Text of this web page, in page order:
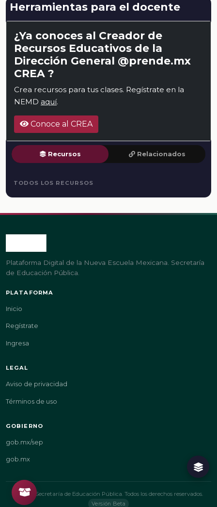
Herramientas para el docente
¿Ya conoces al Creador de
Recursos Educativos de la
Dirección General @prende.mx
CREA ?
Crea recursos para tus clases. Regístrate en la
NEMD aquí.
Conoce al CREA
Recursos Relacionados
TODOS LOS RECURSOS
Plataforma Digital de la Nueva Escuela Mexicana. Secretaría
de Educación Pública.
PLATAFORMA
Inicio
Regístrate
Ingresa
LEGAL
Aviso de privacidad
Términos de uso
GOBIERNO
gob.mx/sep
gob.mx
© 2026 Secretaría de Educación Pública. Todos los derechos reservados.
Versión Beta